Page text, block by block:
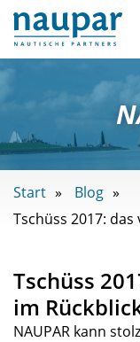
Start
Blog
Tschüss 2017:
Tschüss
im
NAUPAR kann